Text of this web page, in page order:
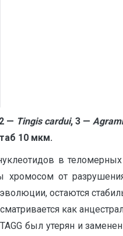
— Tingis cardui, 3 —
10 мкм.
в
хромосом от
остаются
как
был утерян и